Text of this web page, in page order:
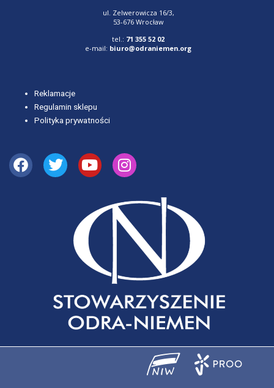
ul. Zelwerowicza 16/3,
53-676 Wrocław
tel.: 71 355 52 02
e-mail: biuro@odraniemen.org
Reklamacje
Regulamin sklepu
Polityka prywatności
Facebook
TwitterYoutubeInstagram